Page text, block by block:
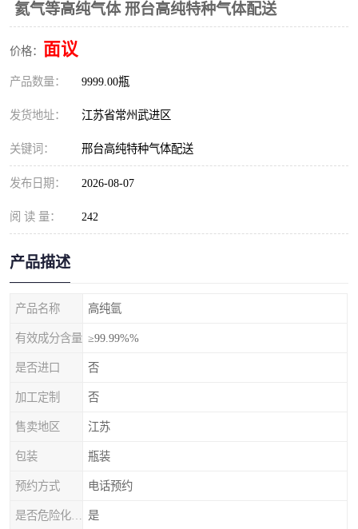
氦气等高纯气体 邢台高纯特种气体配送
价格： 面议
产品数量： 9999.00瓶
发货地址： 江苏省常州武进区
关键词： 邢台高纯特种气体配送
发布日期： 2026-08-07
阅 读 量： 242
产品描述
产品名称 高纯氩
有效成分含量 ≥99.99%%
是否进口 否
加工定制 否
售卖地区 江苏
包装 瓶装
预约方式 电话预约
是